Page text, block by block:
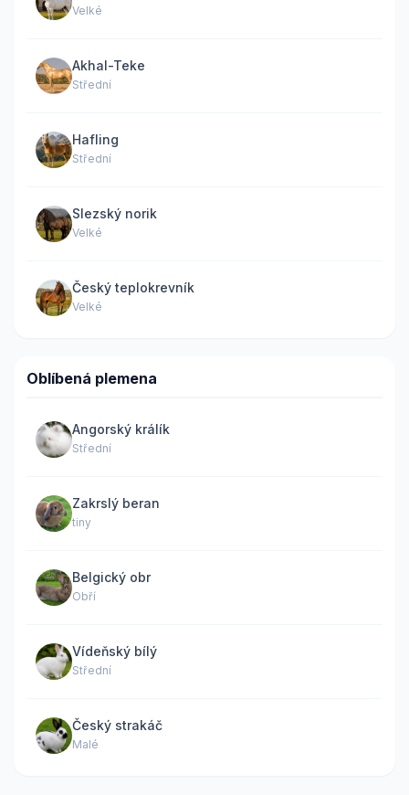
Velké
Akhal-Teke
Střední
Hafling
Střední
Slezský norik
Velké
Český teplokrevník
Velké
Oblíbená plemena
Angorský králík
Střední
Zakrslý beran
tiny
Belgický obr
Obří
Vídeňský bílý
Střední
Český strakáč
Malé